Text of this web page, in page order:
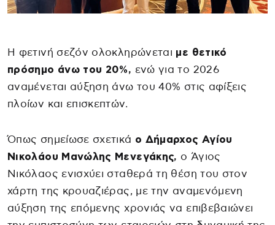
Η φετινή σεζόν ολοκληρώνεται με θετικό
πρόσημο άνω του 20%, ενώ για το 2026
αναμένεται αύξηση άνω του 40% στις αφίξεις
πλοίων και επισκεπτών.
Όπως σημείωσε σχετικά ο Δήμαρχος Αγίου
Νικολάου Μανώλης Μενεγάκης, ο Άγιος
Νικόλαος ενισχύει σταθερά τη θέση του στον
χάρτη της κρουαζιέρας, με την αναμενόμενη
αύξηση της επόμενης χρονιάς να επιβεβαιώνει